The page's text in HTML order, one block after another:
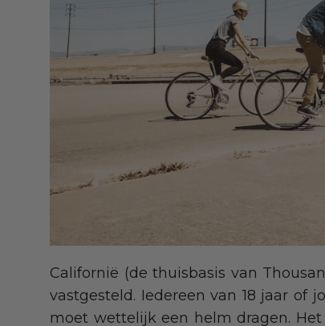
Californië (de thuisbasis van
vastgesteld. Iedereen van 18 jaar of
moet wettelijk een helm dragen.